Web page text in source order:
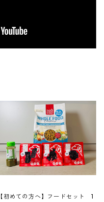
【初めての方へ】フードセット 1